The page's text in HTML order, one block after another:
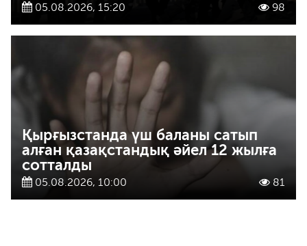
05.08.2026, 15:20 98
Қырғызстанда үш баланы сатып
алған қазақстандық әйел 12 жылға
сотталды
05.08.2026, 10:00 81